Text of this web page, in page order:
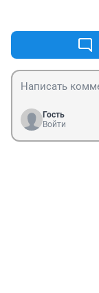
Гость
Войти